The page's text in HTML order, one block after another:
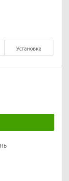
Установка